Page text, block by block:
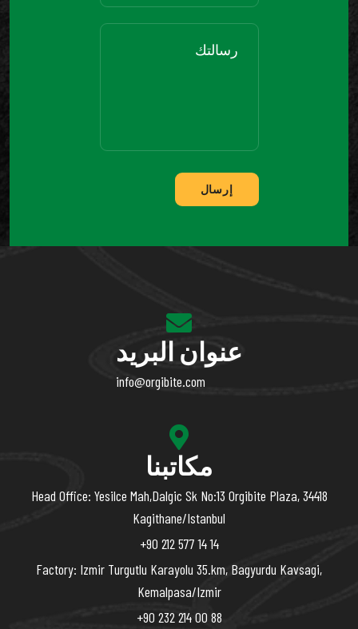
إرسال
عنوان البريد
info@orgibite.com
مكاتبنا
Head Office: Yesilce Mah,Dalgic Sk No:13 Orgibite Plaza, 34418
Kagithane/Istanbul
+90 212 577 14 14
Factory: Izmir Turgutlu Karayolu 35.km, Bagyurdu Kavsagi,
Kemalpasa/Izmir
+90 232 214 00 88